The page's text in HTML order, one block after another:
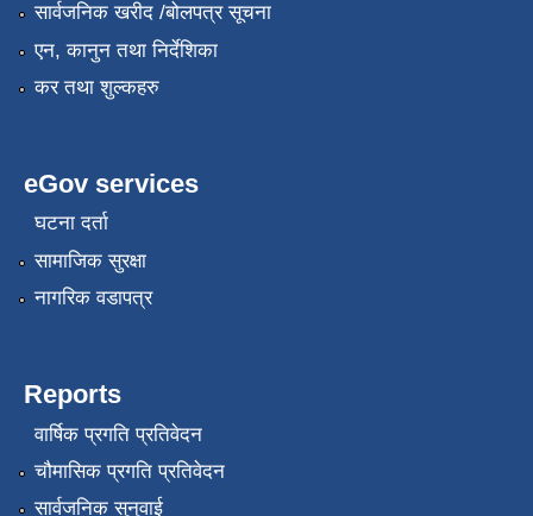
सार्वजनिक खरीद /बोलपत्र सूचना
एन, कानुन तथा निर्देशिका
कर तथा शुल्कहरु
eGov services
घटना दर्ता
सामाजिक सुरक्षा
नागरिक वडापत्र
Reports
वार्षिक प्रगति प्रतिवेदन
चौमासिक प्रगति प्रतिवेदन
सार्वजनिक सुनुवाई